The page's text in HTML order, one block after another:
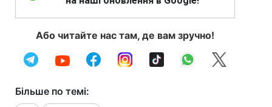
Або читайте нас там, де вам зручно!
Більше по темі: